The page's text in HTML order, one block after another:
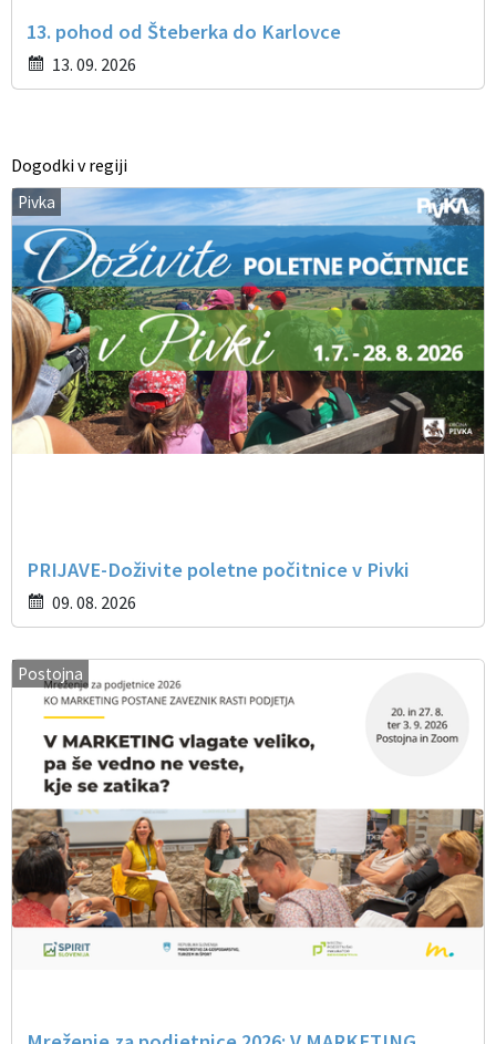
13. pohod od Šteberka do Karlovce
13. 09. 2026
Dogodki v regiji
Pivka
PRIJAVE-Doživite poletne počitnice v Pivki
09. 08. 2026
Postojna